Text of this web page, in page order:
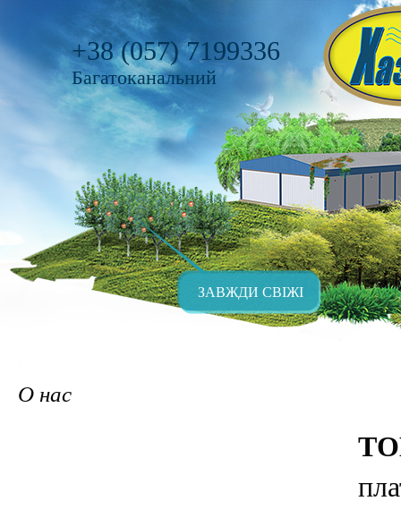
+38 (057) 7199336
Багатоканальний
ЗАВЖДИ СВІЖІ
О нас